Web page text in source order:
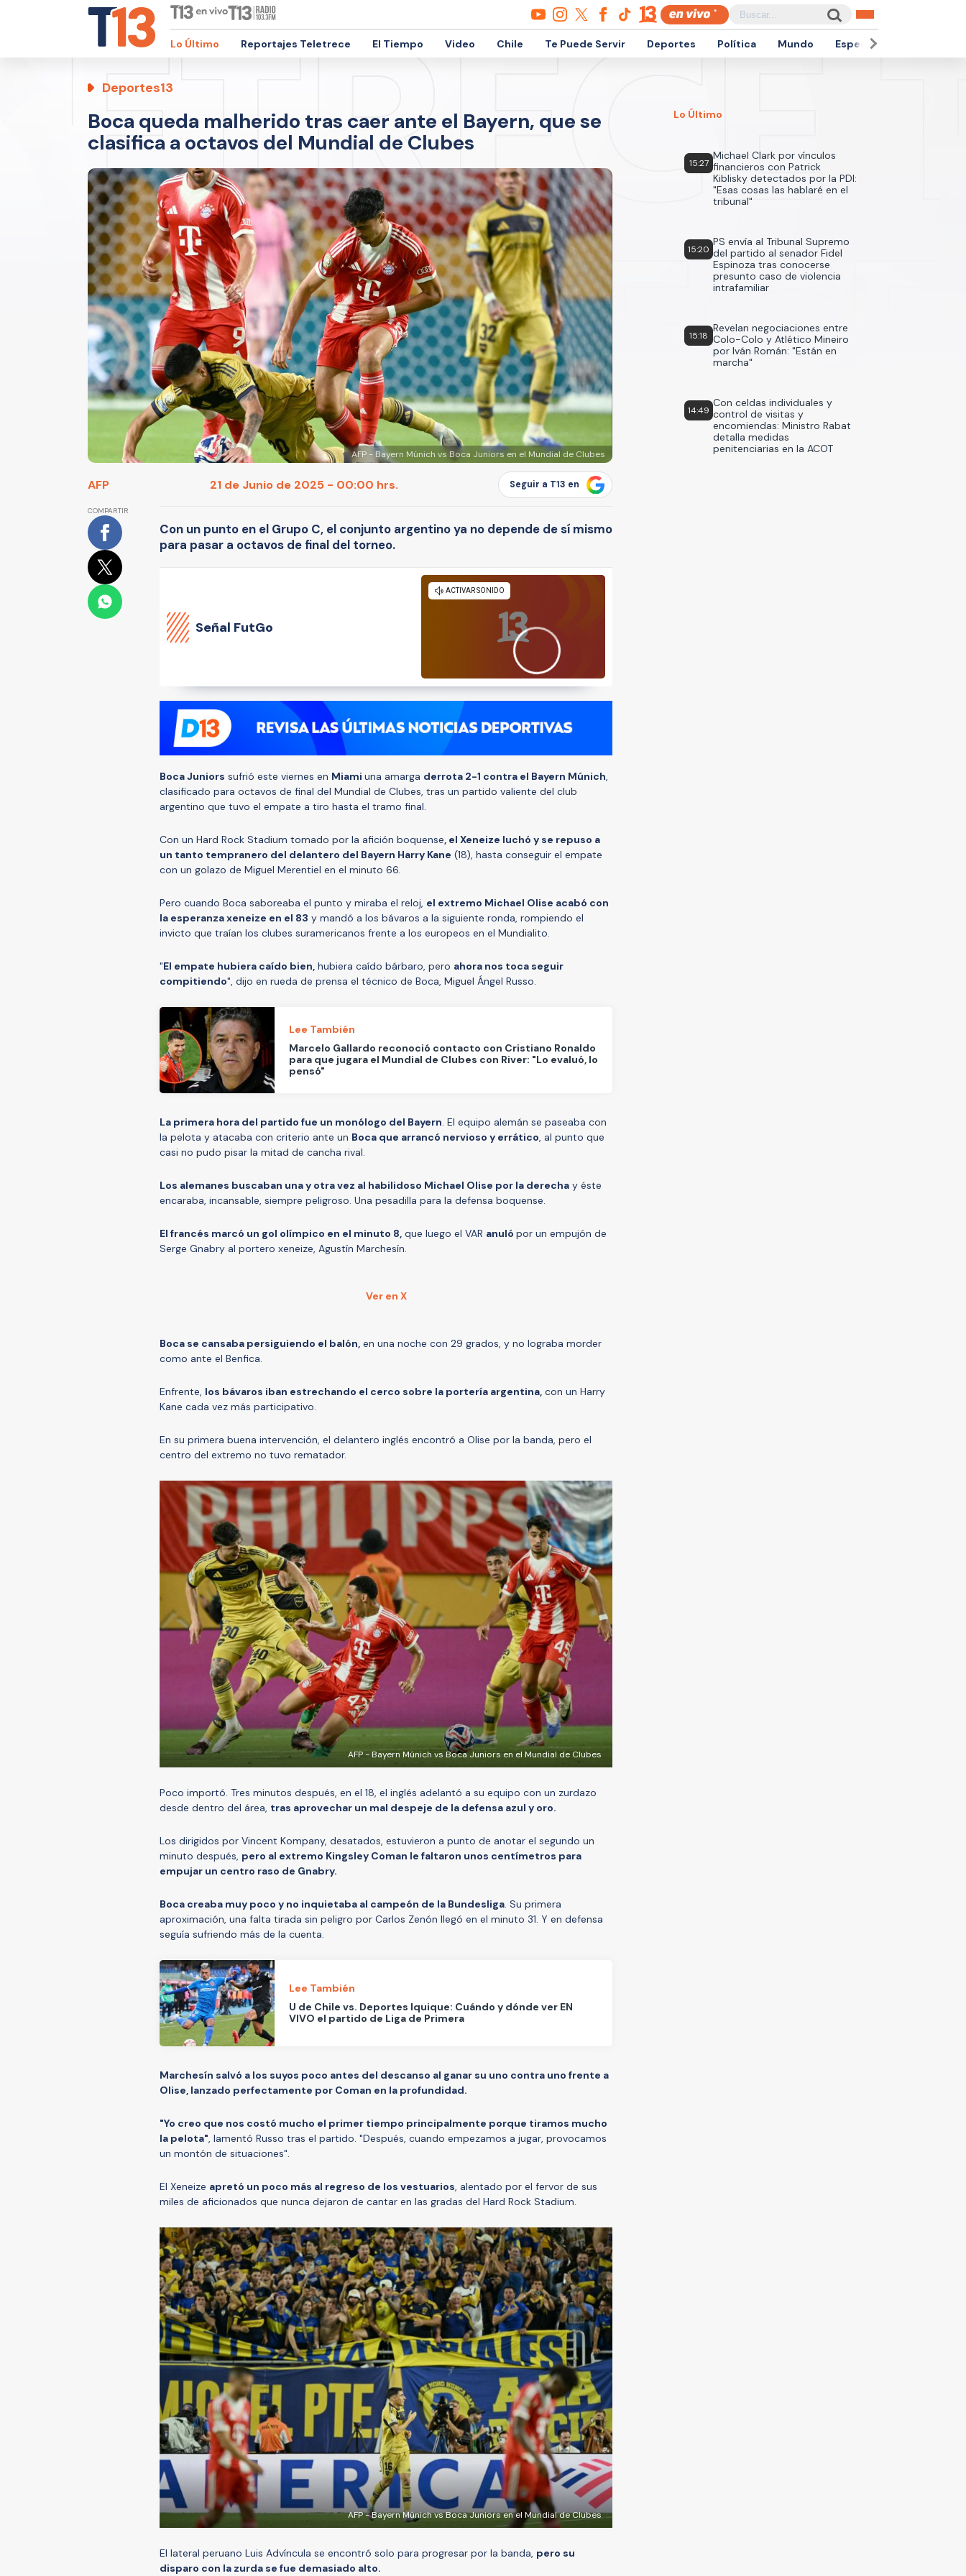
Lo Último Reportajes Teletrece El Tiempo Video Chile Te Puede Servir Deportes Política Mundo Espectáculos
Deportes13
Boca queda malherido tras caer ante el Bayern, que se
clasifica a octavos del Mundial de Clubes
AFP - Bayern Múnich vs Boca Juniors en el Mundial de Clubes
AFP 21 de Junio de 2025 - 00:00 hrs. Seguir a T13 en
COMPARTIR
Con un punto en el Grupo C, el conjunto argentino ya no depende de sí mismo
para pasar a octavos de final del torneo.
Señal FutGo
Boca Juniors sufrió este viernes en Miami una amarga derrota 2-1 contra el Bayern Múnich,
clasificado para octavos de final del Mundial de Clubes, tras un partido valiente del club
argentino que tuvo el empate a tiro hasta el tramo final.
Con un Hard Rock Stadium tomado por la afición boquense, el Xeneize luchó y se repuso a
un tanto tempranero del delantero del Bayern Harry Kane (18), hasta conseguir el empate
con un golazo de Miguel Merentiel en el minuto 66.
Pero cuando Boca saboreaba el punto y miraba el reloj, el extremo Michael Olise acabó con
la esperanza xeneize en el 83 y mandó a los bávaros a la siguiente ronda, rompiendo el
invicto que traían los clubes suramericanos frente a los europeos en el Mundialito.
"El empate hubiera caído bien, hubiera caído bárbaro, pero ahora nos toca seguir
compitiendo", dijo en rueda de prensa el técnico de Boca, Miguel Ángel Russo.
Lee También
Marcelo Gallardo reconoció contacto con Cristiano Ronaldo
para que jugara el Mundial de Clubes con River: "Lo evaluó, lo
pensó"
La primera hora del partido fue un monólogo del Bayern. El equipo alemán se paseaba con
la pelota y atacaba con criterio ante un Boca que arrancó nervioso y errático, al punto que
casi no pudo pisar la mitad de cancha rival.
Los alemanes buscaban una y otra vez al habilidoso Michael Olise por la derecha y éste
encaraba, incansable, siempre peligroso. Una pesadilla para la defensa boquense.
El francés marcó un gol olímpico en el minuto 8, que luego el VAR anuló por un empujón de
Serge Gnabry al portero xeneize, Agustín Marchesín.
Ver en X
Boca se cansaba persiguiendo el balón, en una noche con 29 grados, y no lograba morder
como ante el Benfica.
Enfrente, los bávaros iban estrechando el cerco sobre la portería argentina, con un Harry
Kane cada vez más participativo.
En su primera buena intervención, el delantero inglés encontró a Olise por la banda, pero el
centro del extremo no tuvo rematador.
AFP - Bayern Múnich vs Boca Juniors en el Mundial de Clubes
Poco importó. Tres minutos después, en el 18, el inglés adelantó a su equipo con un zurdazo
desde dentro del área, tras aprovechar un mal despeje de la defensa azul y oro.
Los dirigidos por Vincent Kompany, desatados, estuvieron a punto de anotar el segundo un
minuto después, pero al extremo Kingsley Coman le faltaron unos centímetros para
empujar un centro raso de Gnabry.
Boca creaba muy poco y no inquietaba al campeón de la Bundesliga. Su primera
aproximación, una falta tirada sin peligro por Carlos Zenón llegó en el minuto 31. Y en defensa
seguía sufriendo más de la cuenta.
Lee También
U de Chile vs. Deportes Iquique: Cuándo y dónde ver EN
VIVO el partido de Liga de Primera
Marchesín salvó a los suyos poco antes del descanso al ganar su uno contra uno frente a
Olise, lanzado perfectamente por Coman en la profundidad.
"Yo creo que nos costó mucho el primer tiempo principalmente porque tiramos mucho
la pelota", lamentó Russo tras el partido. "Después, cuando empezamos a jugar, provocamos
un montón de situaciones".
El Xeneize apretó un poco más al regreso de los vestuarios, alentado por el fervor de sus
miles de aficionados que nunca dejaron de cantar en las gradas del Hard Rock Stadium.
AFP - Bayern Múnich vs Boca Juniors en el Mundial de Clubes
El lateral peruano Luis Advíncula se encontró solo para progresar por la banda, pero su
disparo con la zurda se fue demasiado alto.
Lo Último
15:27
Michael Clark por vínculos
financieros con Patrick
Kiblisky detectados por la PDI:
"Esas cosas las hablaré en el
tribunal"
15:20
PS envía al Tribunal Supremo
del partido al senador Fidel
Espinoza tras conocerse
presunto caso de violencia
intrafamiliar
15:18
Revelan negociaciones entre
Colo-Colo y Atlético Mineiro
por Iván Román: "Están en
marcha"
14:49
Con celdas individuales y
control de visitas y
encomiendas: Ministro Rabat
detalla medidas
penitenciarias en la ACOT